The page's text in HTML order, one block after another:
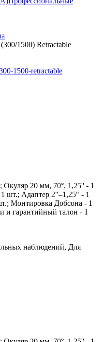
1500) Retractable
20 мм, 70°, 1,25'' - 1
шт.; Адаптер 2"–1,25" - 1
Монтировка Добсона - 1
и гарантийный талон - 1
наблюдений, Для